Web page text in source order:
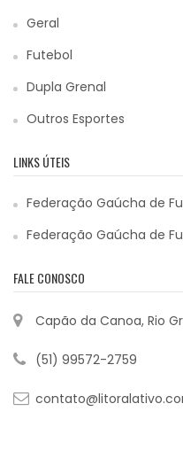
Geral
Futebol
Dupla Grenal
Outros Esportes
LINKS ÚTEIS
Federação Gaúcha de
Federação Gaúcha de
FALE CONOSCO
Capão da Canoa, Rio
(51) 99572-2759